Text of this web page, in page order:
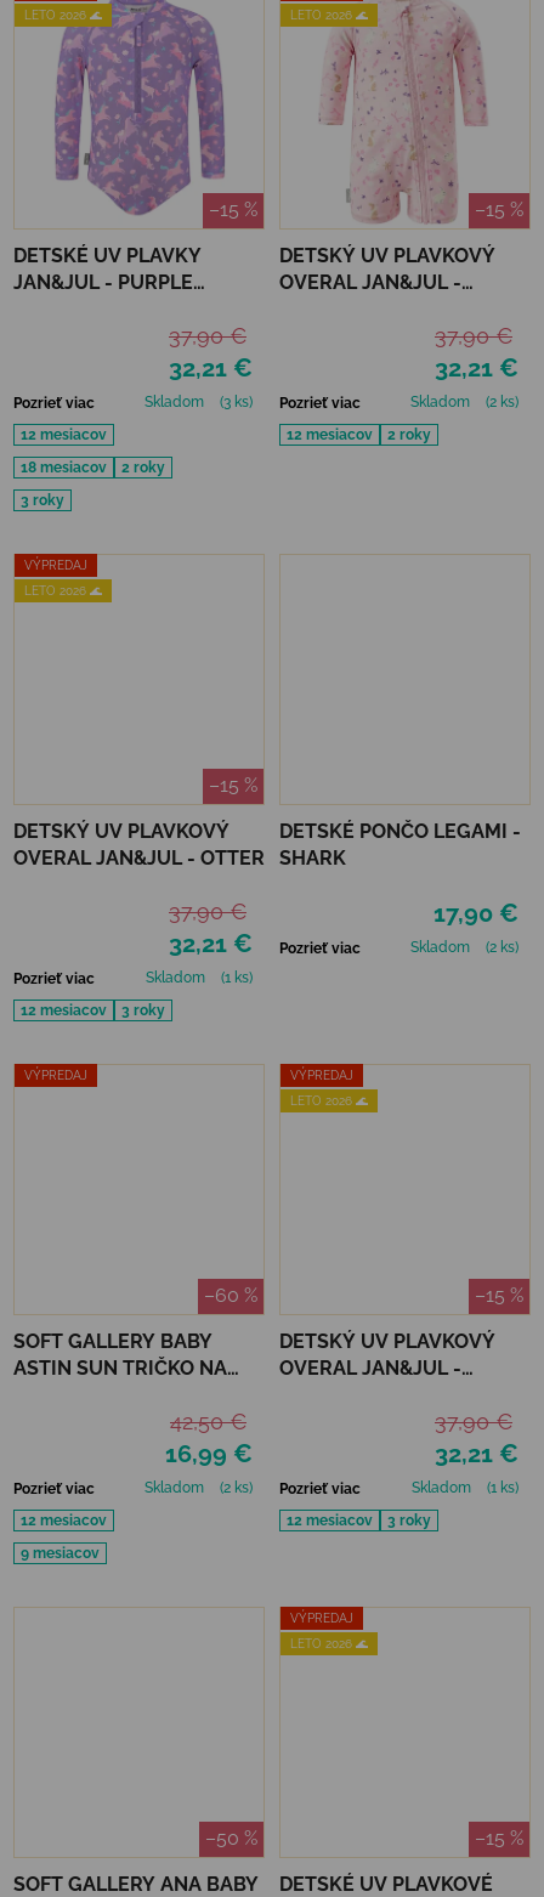
LETO 2026 🌊
–15 %
DETSKÉ UV PLAVKY
JAN&JUL - PURPLE
32,21 €
37,90 €
Pozrieť viac Skladom
(3 ks)
12 mesiacov
18 mesiacov
2 roky
3 roky
LETO 2026 🌊
–15 %
DETSKÝ UV PLAVKOVÝ
OVERAL JAN&JUL -
32,21 €
37,90 €
Pozrieť viac Skladom
(2 ks)
12 mesiacov
2 roky
VÝPREDAJ
LETO 2026 🌊
–15 %
DETSKÝ UV PLAVKOVÝ
OVERAL JAN&JUL - OTTER
32,21 €
37,90 €
Pozrieť viac Skladom
(1 ks)
12 mesiacov
3 roky
DETSKÉ PONČO LEGAMI -
SHARK
17,90 €
Pozrieť viac Skladom (2 ks)
VÝPREDAJ
–60 %
SOFT GALLERY BABY
ASTIN SUN TRIČKO NA
16,99 €
42,50 €
Pozrieť viac Skladom
(2 ks)
12 mesiacov
9 mesiacov
VÝPREDAJ
LETO 2026 🌊
–15 %
DETSKÝ UV PLAVKOVÝ
OVERAL JAN&JUL -
32,21 €
37,90 €
Pozrieť viac Skladom
(1 ks)
12 mesiacov
3 roky
–50 %
SOFT GALLERY ANA BABY
VÝPREDAJ
LETO 2026 🌊
–15 %
DETSKÉ UV PLAVKOVÉ